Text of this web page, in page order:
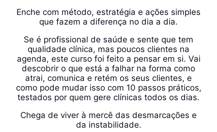
Enche com método, estratégia e ações simples
que fazem a diferença no dia a dia.
Se é profissional de saúde e sente que tem
qualidade clínica, mas poucos clientes na
agenda, este curso foi feito a pensar em si. Vai
descobrir o que está a falhar na forma como
atrai, comunica e retém os seus clientes, e
como pode mudar isso com 10 passos práticos,
testados por quem gere clínicas todos os dias.
Chega de viver à mercê das desmarcações e
da instabilidade.